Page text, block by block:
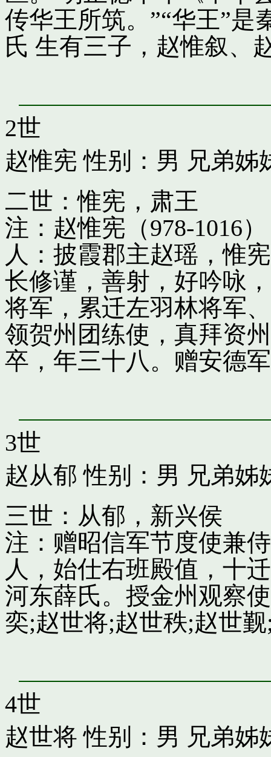
传华王所筑。”“华王”是
氏 生有三子，赵惟叙、
2世
赵惟宪 性别：男 兄弟姊
二世：惟宪，肃王
注：赵惟宪（978-1016
人：披霞郡主赵瑶，惟
长修谨，善射，好吟咏
将军，累迁左羽林将军
领贺州团练使，真拜资
卒，年三十八。赠安德
3世
赵从郁 性别：男 兄弟姊
三世：从郁，新兴侯
注：赠昭信军节度使兼
人，始仕右班殿值，十
河东薛氏。授金州观察
奕;赵世将;赵世秩;赵世
4世
赵世将 性别：男 兄弟姊